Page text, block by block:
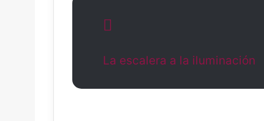
La escalera a la iluminación